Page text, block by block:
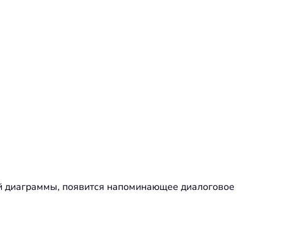
диаграммы, появится напоминающее диалоговое